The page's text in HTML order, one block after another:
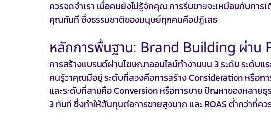
ควรจดจำเรา เมื่อคนยังไม่รู้จักคุณ การรีบขายจะเหมือนกับการ
คุณทันที ซึ่งธรรมชาติของมนุษย์ทุกคนคือปฏิเสธ
หลักการพื้นฐาน: Brand Building ผ่าน
การสร้างแบรนด์ผ่านโฆษณาออนไลน์ทำงานบน 3 ระดับ ระดับแ
คนรู้ว่าคุณมีอยู่ ระดับที่สองคือการสร้าง Consideration หรือ
และระดับที่สามคือ Conversion หรือการขาย ปัญหาของหลายธุ
3 ทันที ซึ่งทำให้ต้นทุนต่อการขายสูงมาก และ ROAS ต่ำกว่าที่คว